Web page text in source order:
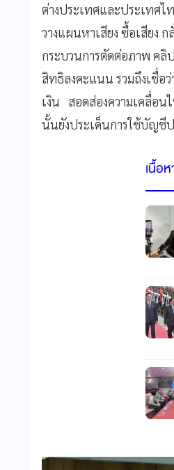
ต่างประเทศและประเทศไ
วางแผนหาเสียง ซื้อเสียง
กระบวนการตัดต่อภาพ คลิ
สิทธิลงคะแนน รวมถึงเชื่อ
เงิน สอดส่องความเคลื่อน
นั้นยังประเด็นการใช้บัญชี
เนื้อ